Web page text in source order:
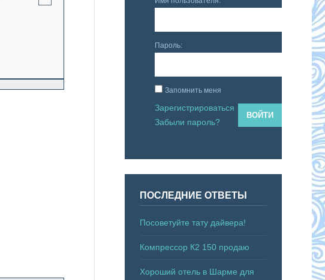
Пароль:
Запомнить меня
ВОЙТИ
Зарегистрироваться
Забыли пароль?
ПОСЛЕДНИЕ ОТВЕТЫ
Посоветуйте тату дайвера!
Компрессор К2 150 продаю
Хороший отель в Шарме для